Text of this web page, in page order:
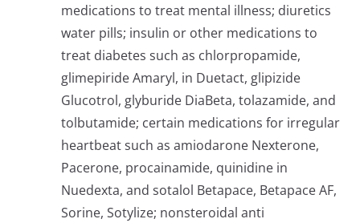
medications to treat mental illness; diuretics
water pills; insulin or other medications to
treat diabetes such as chlorpropamide,
glimepiride Amaryl, in Duetact, glipizide
Glucotrol, glyburide DiaBeta, tolazamide, and
tolbutamide; certain medications for irregular
heartbeat such as amiodarone Nexterone,
Pacerone, procainamide, quinidine in
Nuedexta, and sotalol Betapace, Betapace AF,
Sorine, Sotylize; nonsteroidal anti